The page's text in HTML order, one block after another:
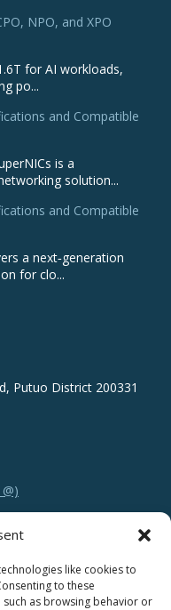
like cookies to
to these
as browsing behavior or
NPO, and XPO
for AI workloads,
po...
and Compatible
is a
solution...
and Compatible
a next‑generation
for clo...
Putuo District 200331